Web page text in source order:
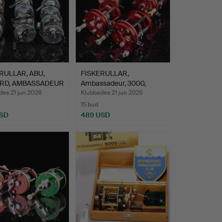
ABU,
AMBASSADEUR
21 jun 2026
FISKERULLAR,
Ambassadeur, 3000,
5000, 6000…
Klubbades 21 jun 2026
15 bud
489 USD